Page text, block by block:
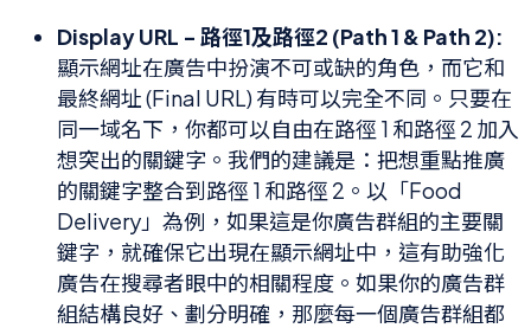
Display URL - 路徑1及路徑2 (Path 1 & Path 2):
顯示網址在廣告中扮演不可或缺的角色，而它和
最終網址 (Final URL) 有時可以完全不同。只要在
同一域名下，你都可以自由在路徑 1 和路徑 2 加入
想突出的關鍵字。我們的建議是：把想重點推廣
的關鍵字整合到路徑 1 和路徑 2。以「Food
Delivery」為例，如果這是你廣告群組的主要關
鍵字，就確保它出現在顯示網址中，這有助強化
廣告在搜尋者眼中的相關程度。如果你的廣告群
組結構良好、劃分明確，那麼每一個廣告群組都